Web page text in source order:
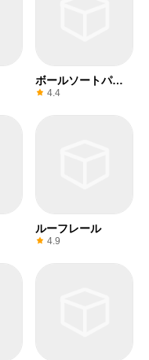
ボールソートパズ
ル 4.4
ルーフレール
4.9